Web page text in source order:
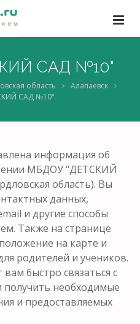
САД №10"
область
Алапаевск
САД №10"
информация об
МБДОУ "ДЕТСКИЙ
область). Вы
данных,
и другие способы
Также на странице
на карте и
родителей и учеников.
быстро связаться с
необходимые
и предоставляемых